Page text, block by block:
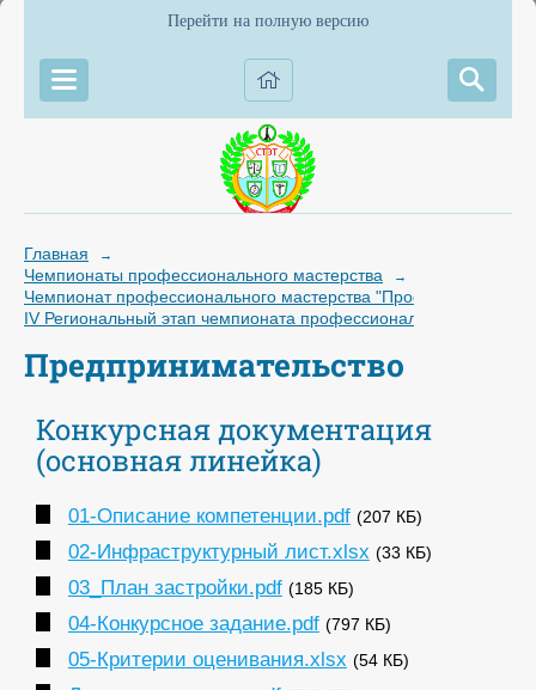
Перейти на полную версию
Главная →
Чемпионаты профессионального мастерства →
Чемпионат профессионального мастерства "Профессионалы"
IV Региональный этап чемпионата профессионального
Предпринимательство
Конкурсная документация
(основная линейка)
01-Описание компетенции.pdf (207 КБ)
02-Инфраструктурный лист.xlsx (33 КБ)
03_План застройки.pdf (185 КБ)
04-Конкурсное задание.pdf (797 КБ)
05-Критерии оценивания.xlsx (54 КБ)